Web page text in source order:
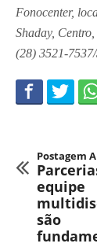
Fonocenter,
Shaday,
(28) 3521-
Postagem
equipe
são